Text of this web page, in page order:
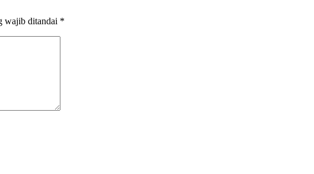
wajib ditandai *